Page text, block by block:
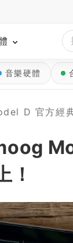
音樂硬體
D 官方經
！